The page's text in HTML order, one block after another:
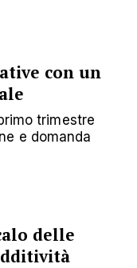
con un
trimestre
e domanda
delle